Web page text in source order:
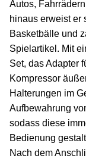
Autos,
hinaus erweist er
Basketbälle und
Spielartikel. Mit
Set, das Adapter
Kompressor
Halterungen im
Aufbewahrung
sodass diese
Bedienung
Nach dem